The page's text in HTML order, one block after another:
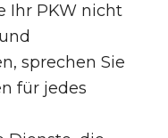
Ihr PKW nicht
sprechen Sie
für jedes